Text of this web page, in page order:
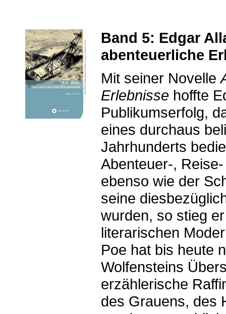
Band 5: Edgar
abenteuerliche
Mit seiner Novelle
Erlebnisse hoffte
Publikumserfolg,
eines durchaus
Jahrhunderts
Abenteuer-,
ebenso wie der
seine
wurden, so stieg
literarischen
Poe hat bis heute
Wolfensteins
erzählerische
des Grauens, des